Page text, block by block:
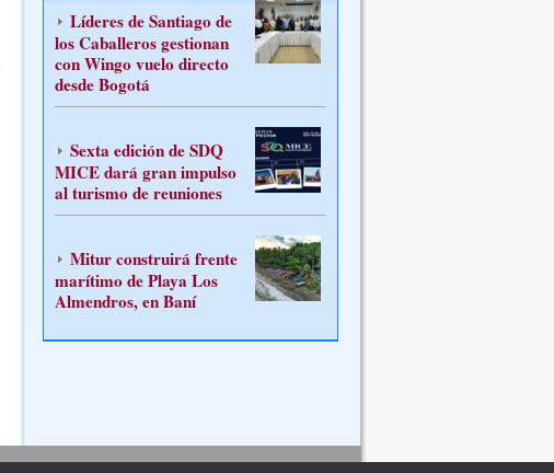
Líderes de Santiago de
los Caballeros gestionan
con Wingo vuelo directo
desde Bogotá
Sexta edición de SDQ
MICE dará gran impulso
al turismo de reuniones
Mitur construirá frente
marítimo de Playa Los
Almendros, en Baní